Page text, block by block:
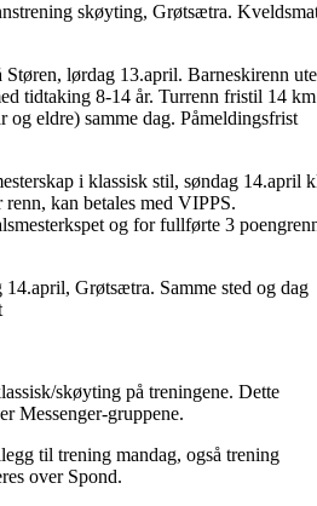
skøyting, Grøtsætra.
lørdag 13.april. Barneskirenn
tidtaking 8-14 år. Turrenn fristil 14 km
og eldre) samme dag. Påmeldingsfrist
i klassisk stil, søndag 14.april
kan betales med VIPPS.
og for fullførte 3
14.april, Grøtsætra. Samme sted og dag
skøyting på treningene. Dette
Messenger-gruppene.
til trening mandag, også trening
over Spond.